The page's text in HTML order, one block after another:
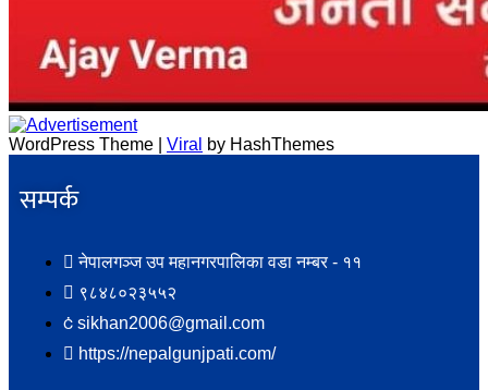
WordPress Theme | Viral by HashThemes
सम्पर्क​
नेपालगञ्ज उप महानगरपालिका वडा नम्बर - ११
९८४८०२३५५२
sikhan2006@gmail.com
https://nepalgunjpati.com/